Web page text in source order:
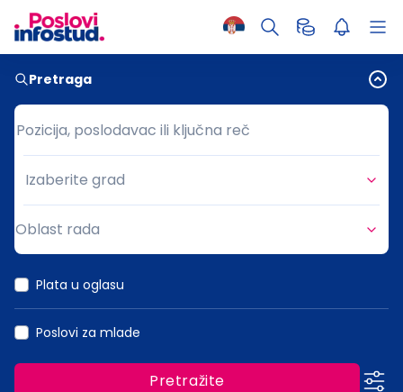
Pretraga
Pozicija, poslodavac ili ključna reč
Pozicija, poslodavac ili ključna reč
Grad
Izaberite grad
Oblast rada
Plata u oglasu
Poslovi za mlade
Pretražite